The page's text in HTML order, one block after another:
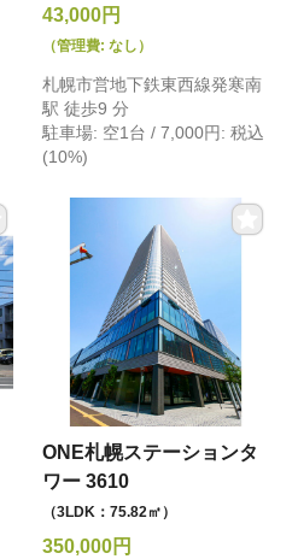
43,000円
（管理費: なし）
札幌市営地下鉄東西線発寒南
駅 徒歩9 分
駐車場: 空1台 / 7,000円: 税込
(10%)
ONE札幌ステーションタ
ワー 3610
（3LDK：75.82㎡）
350,000円